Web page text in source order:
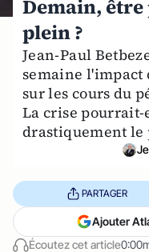
Demain,
plein ?
Jean-Paul
semaine l'impact
sur les cours du
La crise
drastiquement le
Écoutez cet article
PARTAGER
Ajouter